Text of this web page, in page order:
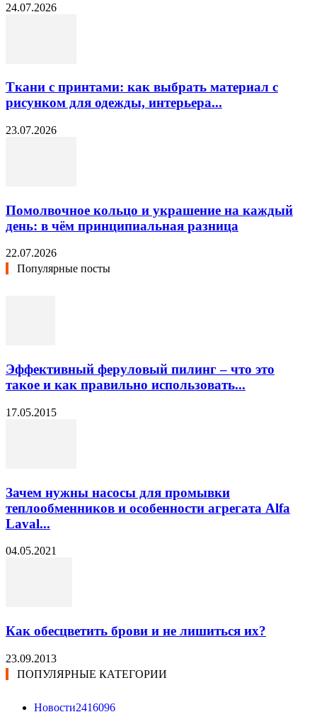
24.07.2026
Ткани с принтами: как выбрать материал с
рисунком для одежды, интерьера...
23.07.2026
Помолвочное кольцо и украшение на каждый
день: в чём принципиальная разница
22.07.2026
Популярные посты
Эффективный феруловый пилинг – что это
такое и как правильно использовать...
17.05.2015
Зачем нужны насосы для промывки
теплообменников и особенности агрегата Alfa
Laval...
04.05.2021
Как обесцветить брови и не лишиться их?
23.09.2013
ПОПУЛЯРНЫЕ КАТЕГОРИИ
Новости2416096